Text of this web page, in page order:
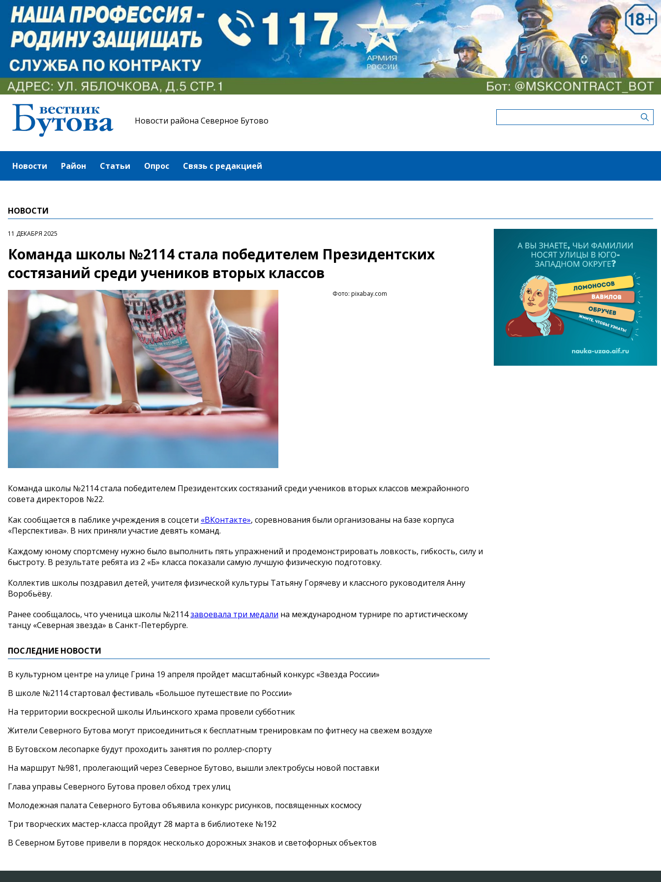
Новости района Северное Бутово
Новости Район Статьи Опрос Связь с редакцией
НОВОСТИ
11 ДЕКАБРЯ 2025
Команда школы №2114 стала победителем Президентских
состязаний среди учеников вторых классов
Фото: pixabay.com
Команда школы №2114 стала победителем Президентских состязаний среди учеников вторых классов межрайонного
совета директоров №22.
Как сообщается в паблике учреждения в соцсети «ВКонтакте», соревнования были организованы на базе корпуса
«Перспектива». В них приняли участие девять команд.
Каждому юному спортсмену нужно было выполнить пять упражнений и продемонстрировать ловкость, гибкость, силу и
быстроту. В результате ребята из 2 «Б» класса показали самую лучшую физическую подготовку.
Коллектив школы поздравил детей, учителя физической культуры Татьяну Горячеву и классного руководителя Анну
Воробьёву.
Ранее сообщалось, что ученица школы №2114завоевала три медали на международном турнире по артистическому
танцу «Северная звезда» в Санкт-Петербурге.
ПОСЛЕДНИЕ НОВОСТИ
В культурном центре на улице Грина 19 апреля пройдет масштабный конкурс «Звезда России»
В школе №2114 стартовал фестиваль «Большое путешествие по России»
На территории воскресной школы Ильинского храма провели субботник
Жители Северного Бутова могут присоединиться к бесплатным тренировкам по фитнесу на свежем воздухе
В Бутовском лесопарке будут проходить занятия по роллер-спорту
На маршрут №981, пролегающий через Северное Бутово, вышли электробусы новой поставки
Глава управы Северного Бутова провел обход трех улиц
Молодежная палата Северного Бутова объявила конкурс рисунков, посвященных космосу
Три творческих мастер-класса пройдут 28 марта в библиотеке №192
В Северном Бутове привели в порядок несколько дорожных знаков и светофорных объектов